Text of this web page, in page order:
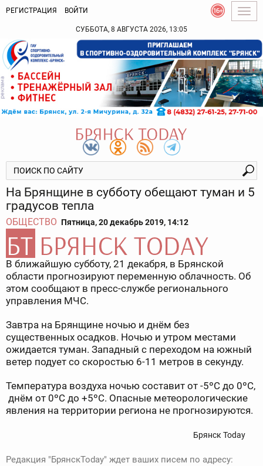
РЕГИСТРАЦИЯ ВОЙТИ
СУББОТА, 8 АВГУСТА 2026, 13:05
На Брянщине в субботу обещают туман и 5
градусов тепла
ОБЩЕСТВО Пятница, 20 декабрь 2019, 14:12
В ближайшую субботу, 21 декабря, в Брянской
области прогнозируют переменную облачность. Об
этом сообщают в пресс-службе регионального
управления МЧС.
Завтра на Брянщине ночью и днём без
существенных осадков. Ночью и утром местами
ожидается туман. Западный с переходом на южный
ветер подует со скоростью 6-11 метров в секунду.
Температура воздуха ночью составит от -5ºC до 0ºC,
днём от 0ºC до +5ºC. Опасные метеорологические
явления на территории региона не прогнозируются.
Брянск Today
Редакция "БрянскToday" ждет ваших писем по адресу: